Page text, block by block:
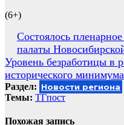
(6+)
Навигация
по
записям
Состоялось
палаты
Уровень безработицы в
исторического минимума
Раздел: Новости региона
Темы: ТГпост
Похожая запись